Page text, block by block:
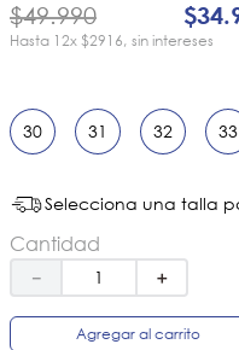
$49.990 $34.
12x$2916 sin intereses
30 31 32 33
Selecciona una talla
Cantidad
＋
－
Agregar al carrito